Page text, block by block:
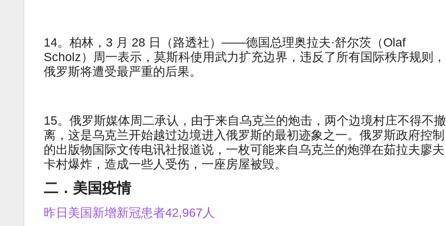
14。柏林，3 月 28 日（路透社）——德国总理奥拉夫·舒尔茨（Olaf
Scholz）周一表示，莫斯科使用武力扩充边界，违反了所有国际秩序规则，
俄罗斯将遭受最严重的后果。
15。俄罗斯媒体周二承认，由于来自乌克兰的炮击，两个边境村庄不得不撤
离，这是乌克兰开始越过边境进入俄罗斯的最初迹象之一。俄罗斯政府控制
的出版物国际文传电讯社报道说，一枚可能来自乌克兰的炮弹在茹拉夫廖夫
卡村爆炸，造成一些人受伤，一座房屋被毁。
二．美国疫情
昨日美国新增新冠患者42,967人